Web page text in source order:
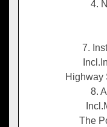
4.
7.
Highway
8.
The